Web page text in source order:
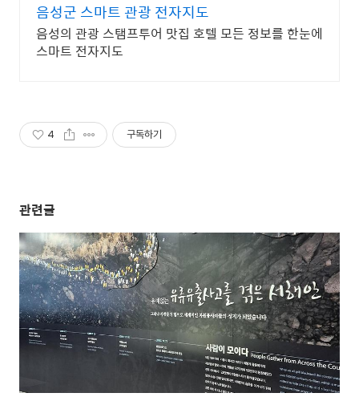
음성군 스마트 관광 전자지도
음성의 관광 스탬프투어 맛집 호텔 모든 정보를 한눈에
스마트 전자지도
4 구독하기
관련글